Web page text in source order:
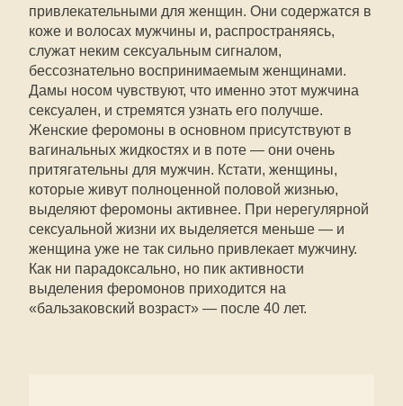
привлекательными для женщин. Они содержатся в
коже и волосах мужчины и, распространяясь,
служат неким сексуальным сигналом,
бессознательно воспринимаемым женщинами.
Дамы носом чувствуют, что именно этот мужчина
сексуален, и стремятся узнать его получше.
Женские феромоны в основном присутствуют в
вагинальных жидкостях и в поте — они очень
притягательны для мужчин. Кстати, женщины,
которые живут полноценной половой жизнью,
выделяют феромоны активнее. При нерегулярной
сексуальной жизни их выделяется меньше — и
женщина уже не так сильно привлекает мужчину.
Как ни парадоксально, но пик активности
выделения феромонов приходится на
«бальзаковский возраст» — после 40 лет.